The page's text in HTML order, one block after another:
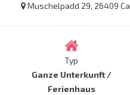
Muschelpadd 29, 26409
Typ
Ganze Unterkunft /
Ferienhaus